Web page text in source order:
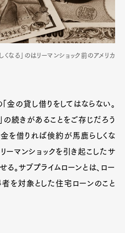
なる」のはリーマンショック前のアメリカ
金の貸し借りをしてはならない。
続きがあることをご存じだろう
金を借りれば倹約が馬鹿らしくな
リーマンショックを引き起こしたサ
。サブプライムローンとは、ロー
を対象とした住宅ローンのこと